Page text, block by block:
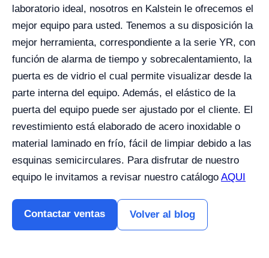
laboratorio ideal, nosotros en Kalstein le ofrecemos el
mejor equipo para usted. Tenemos a su disposición la
mejor herramienta, correspondiente a la serie YR, con
función de alarma de tiempo y sobrecalentamiento, la
puerta es de vidrio el cual permite visualizar desde la
parte interna del equipo. Además, el elástico de la
puerta del equipo puede ser ajustado por el cliente. El
revestimiento está elaborado de acero inoxidable o
material laminado en frío, fácil de limpiar debido a las
esquinas semicirculares. Para disfrutar de nuestro
equipo le invitamos a revisar nuestro catálogo AQUI
Contactar ventas Volver al blog